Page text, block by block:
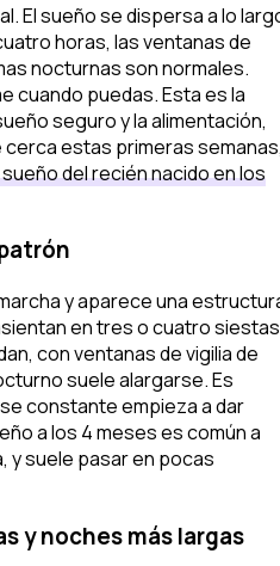
El sueño se dispersa a lo
horas, las ventanas de
nocturnas son normales.
cuando puedas. Esta es la
seguro y la alimentación,
cerca estas primeras
del recién nacido en los
y aparece una
en tres o cuatro siestas
con ventanas de vigilia de
suele alargarse. Es
constante empieza a dar
a los 4 meses es común a
y suele pasar en pocas
y noches más largas